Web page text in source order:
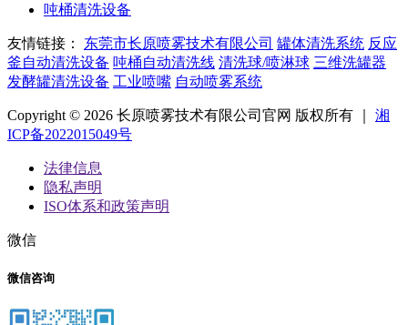
吨桶清洗设备
友情链接： 东莞市长原喷雾技术有限公司 罐体清洗系统 反应
釜自动清洗设备 吨桶自动清洗线 清洗球/喷淋球 三维洗罐器
发酵罐清洗设备 工业喷嘴 自动喷雾系统
Copyright © 2026 长原喷雾技术有限公司官网 版权所有 ｜ 湘
ICP备2022015049号
法律信息
隐私声明
ISO体系和政策声明
微信
微信咨询